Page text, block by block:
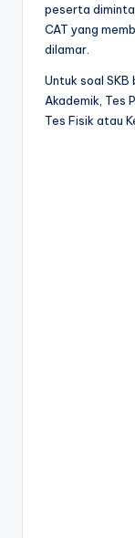
peserta
CAT yang
dilamar.
Untuk soal
Akademik, Tes
Tes Fisik atau